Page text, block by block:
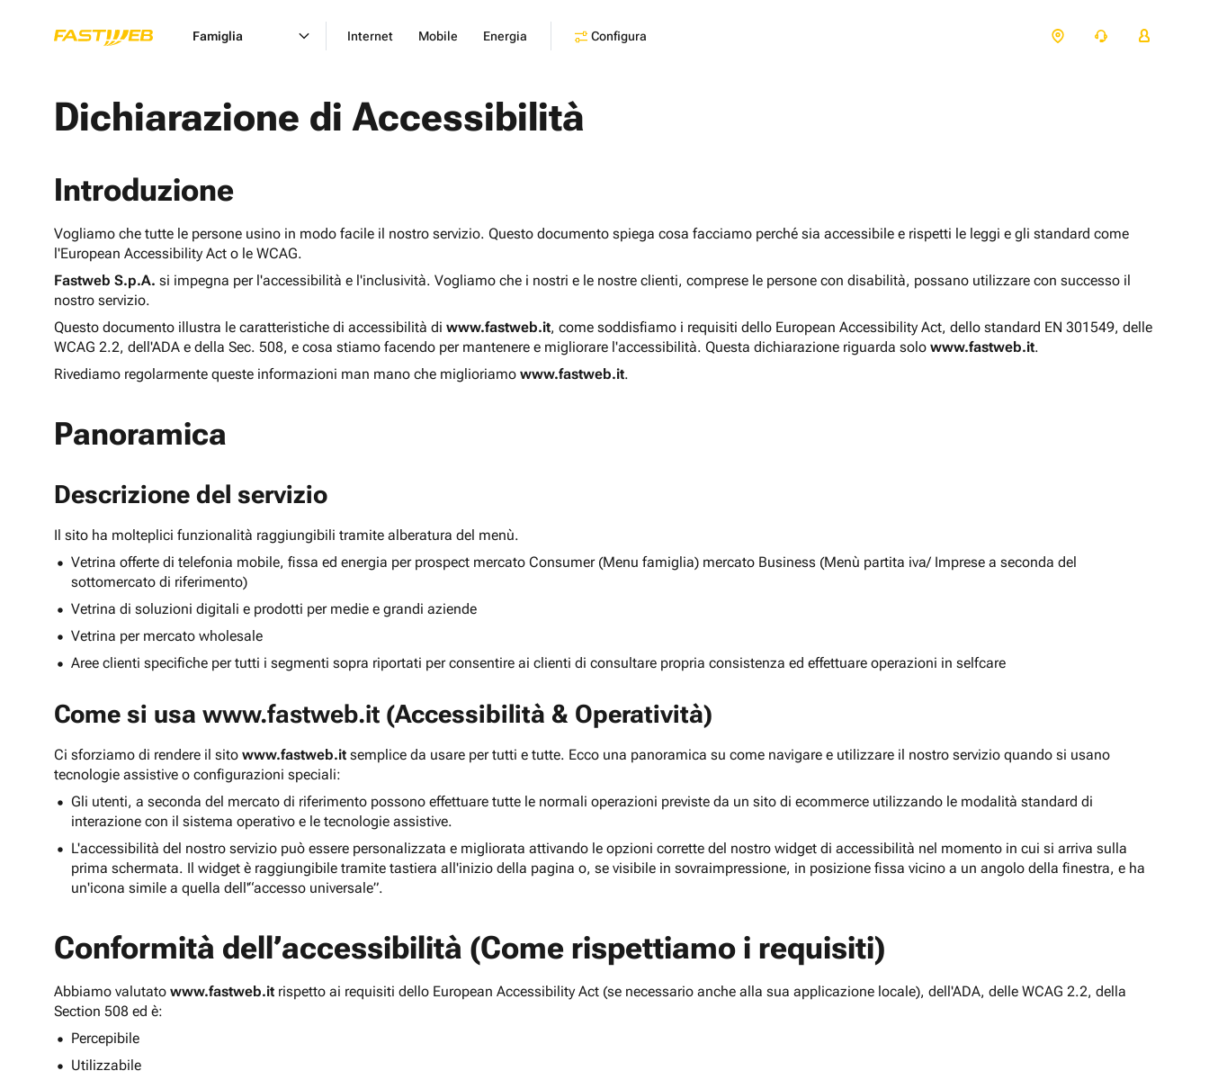
Famiglia Internet Mobile Energia Configura
Dichiarazione di Accessibilità
Introduzione
Vogliamo che tutte le persone usino in modo facile il nostro servizio. Questo documento spiega cosa facciamo perché sia accessibile e rispetti le leggi e gli standard come
l'European Accessibility Act o le WCAG.
Fastweb S.p.A. si impegna per l'accessibilità e l'inclusività. Vogliamo che i nostri e le nostre clienti, comprese le persone con disabilità, possano utilizzare con successo il
nostro servizio.
Questo documento illustra le caratteristiche di accessibilità di www.fastweb.it, come soddisfiamo i requisiti dello European Accessibility Act, dello standard EN 301549, delle
WCAG 2.2, dell'ADA e della Sec. 508, e cosa stiamo facendo per mantenere e migliorare l'accessibilità. Questa dichiarazione riguarda solo www.fastweb.it.
Rivediamo regolarmente queste informazioni man mano che miglioriamo www.fastweb.it.
Panoramica
Descrizione del servizio
Il sito ha molteplici funzionalità raggiungibili tramite alberatura del menù.
Vetrina offerte di telefonia mobile, fissa ed energia per prospect mercato Consumer (Menu famiglia) mercato Business (Menù partita iva/ Imprese a seconda del
sottomercato di riferimento)
Vetrina di soluzioni digitali e prodotti per medie e grandi aziende
Vetrina per mercato wholesale
Aree clienti specifiche per tutti i segmenti sopra riportati per consentire ai clienti di consultare propria consistenza ed effettuare operazioni in selfcare
Come si usa www.fastweb.it (Accessibilità & Operatività)
Ci sforziamo di rendere il sito www.fastweb.it semplice da usare per tutti e tutte. Ecco una panoramica su come navigare e utilizzare il nostro servizio quando si usano
tecnologie assistive o configurazioni speciali:
Gli utenti, a seconda del mercato di riferimento possono effettuare tutte le normali operazioni previste da un sito di ecommerce utilizzando le modalità standard di
interazione con il sistema operativo e le tecnologie assistive.
L'accessibilità del nostro servizio può essere personalizzata e migliorata attivando le opzioni corrette del nostro widget di accessibilità nel momento in cui si arriva sulla
prima schermata. Il widget è raggiungibile tramite tastiera all'inizio della pagina o, se visibile in sovraimpressione, in posizione fissa vicino a un angolo della finestra, e ha
un'icona simile a quella dell'“accesso universale”.
Conformità dell’accessibilità (Come rispettiamo i requisiti)
Abbiamo valutato www.fastweb.it rispetto ai requisiti dello European Accessibility Act (se necessario anche alla sua applicazione locale), dell'ADA, delle WCAG 2.2, della
Section 508 ed è:
Percepibile
Utilizzabile